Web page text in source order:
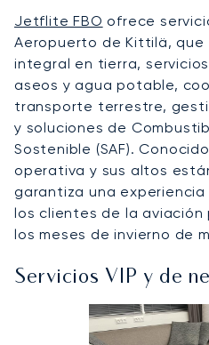
Jetflite FBO ofrece
Aeropuerto de Kittilä, que
integral en tierra,
aseos y agua potable,
transporte terrestre,
y soluciones de
Sostenible (SAF).
operativa y sus altos
garantiza una
los clientes de la
los meses de invierno de
Servicios VIP y de